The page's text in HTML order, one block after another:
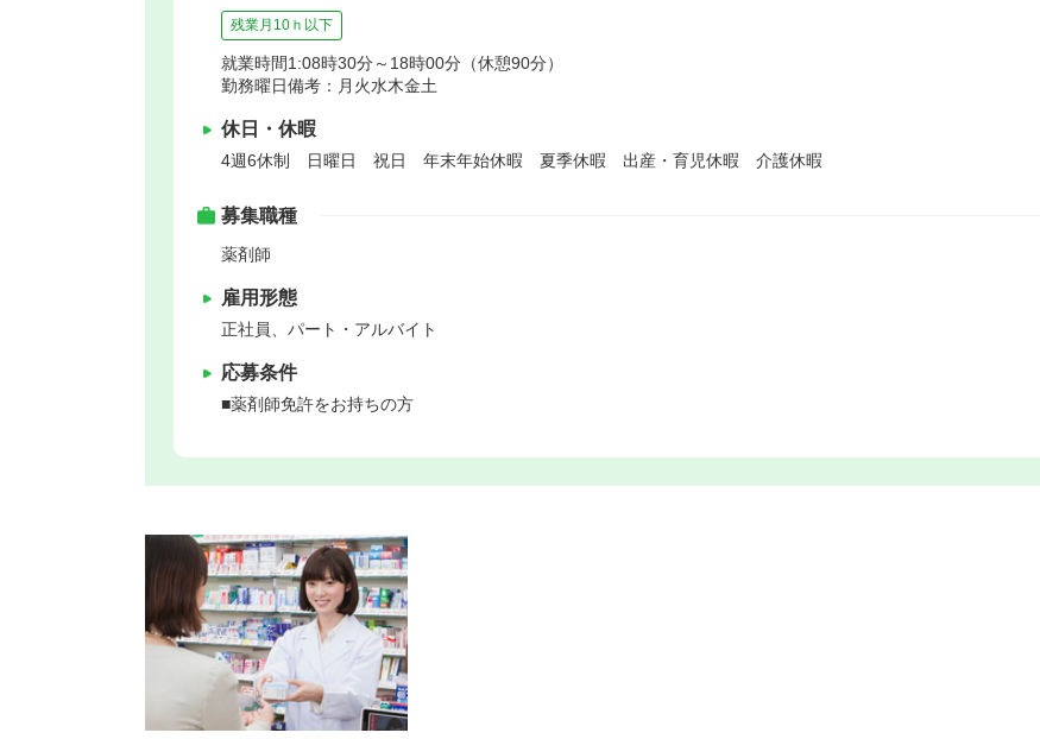
残業月10ｈ以下
就業時間1:08時30分～18時00分（休憩90分）
勤務曜日備考：月火水木金土
休日・休暇
4週6休制 日曜日 祝日 年末年始休暇 夏季休暇 出産・育児休暇 介護休暇
募集職種
薬剤師
雇用形態
正社員、パート・アルバイト
応募条件
■薬剤師免許をお持ちの方